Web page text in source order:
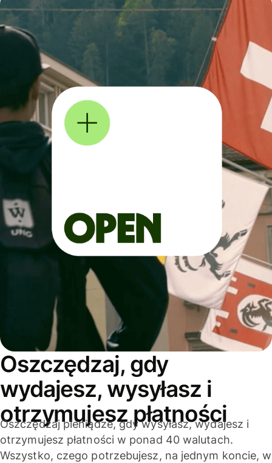
Oszczędzaj, gdy
wydajesz, wysyłasz i
otrzymujesz płatności
Oszczędzaj pieniądze, gdy wysyłasz, wydajesz i
otrzymujesz płatności w ponad 40 walutach.
Wszystko, czego potrzebujesz, na jednym koncie, w